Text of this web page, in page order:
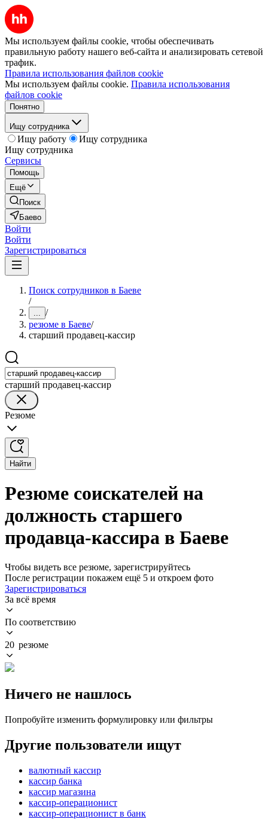
Мы используем файлы cookie, чтобы обеспечивать
правильную работу нашего веб-сайта и анализировать сетевой
трафик.
Правила использования файлов cookie
Мы используем файлы cookie. Правила использования
файлов cookie
Понятно
Ищу сотрудника
Ищу работу
Ищу сотрудника
Ищу сотрудника
Сервисы
Помощь
Ещё
Поиск
Баево
Войти
Войти
Зарегистрироваться
Поиск сотрудников в Баеве
/
... /
резюме в Баеве/
старший продавец-кассир
старший продавец-кассир
Резюме
Найти
Резюме соискателей на
должность старшего
продавца-кассира в Баеве
Чтобы видеть все резюме, зарегистрируйтесь
После регистрации покажем ещё 5 и откроем фото
Зарегистрироваться
За всё время
По соответствию
20 резюме
Ничего не нашлось
Попробуйте изменить формулировку или фильтры
Другие пользователи ищут
валютный кассир
кассир банка
кассир магазина
кассир-операционист
кассир-операционист в банк